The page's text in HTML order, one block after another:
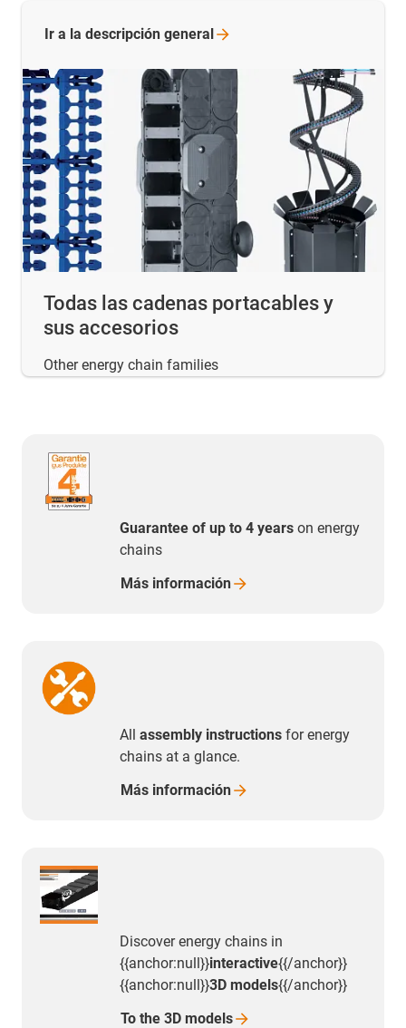
Todas las cadenas portacables y
sus accesorios
Other energy chain families
Ir a la descripción general
Guarantee of up to 4 years on energy
chains
Más información
All assembly instructions for energy
chains at a glance.
Más información
Discover energy chains in
{{anchor:null}}interactive{{/anchor}}
{{anchor:null}}3D models{{/anchor}}
To the 3D models